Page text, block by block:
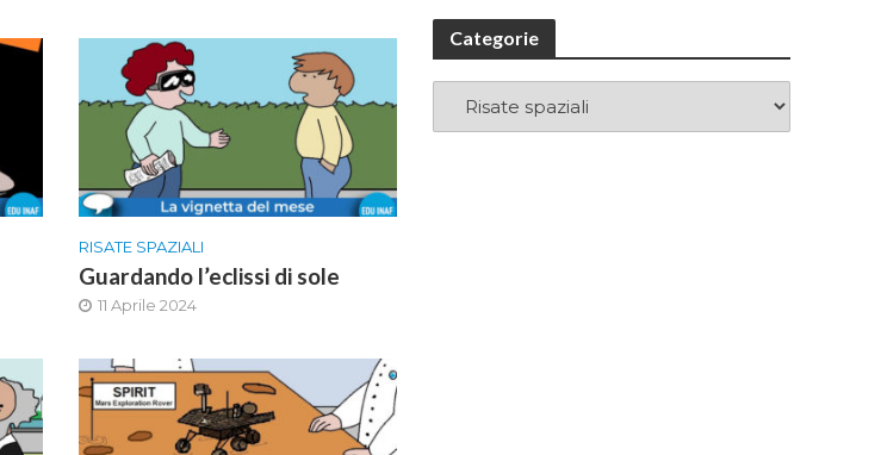
RISATE SPAZIALI
Guardando l’eclissi di sole
11 Aprile 2024
Categorie